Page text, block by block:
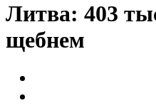
Литва: 403
щебнем